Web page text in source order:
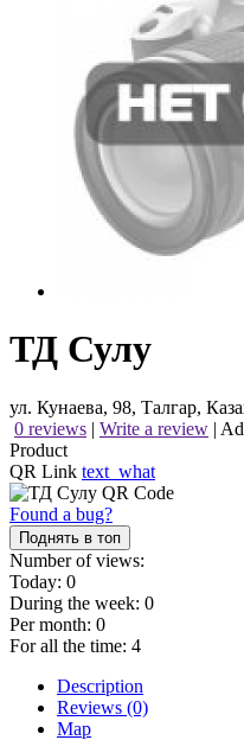
ТД Сулу
ул. Кунаева, 98, Талгар,
0 reviews | Write a review |
Product
QR Link text_what
Found a bug?
Поднять в топ
Number of views:
Today: 0
During the week: 0
Per month: 0
For all the time: 4
Description
Reviews (0)
Map